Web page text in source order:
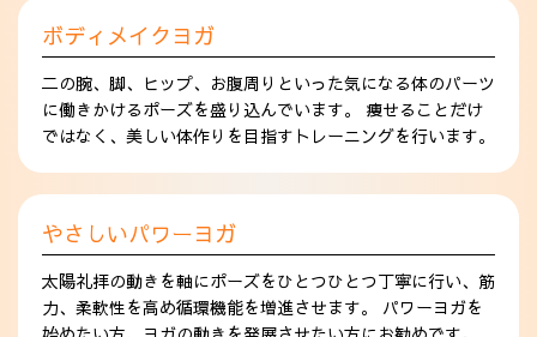
ボディメイクヨガ
二の腕、脚、ヒップ、お腹周りといった気になる体のパーツ
に働きかけるポーズを盛り込んでいます。 痩せることだけ
ではなく、美しい体作りを目指すトレーニングを行います。
やさしいパワーヨガ
太陽礼拝の動きを軸にポーズをひとつひとつ丁寧に行い、筋
力、柔軟性を高め循環機能を増進させます。 パワーヨガを